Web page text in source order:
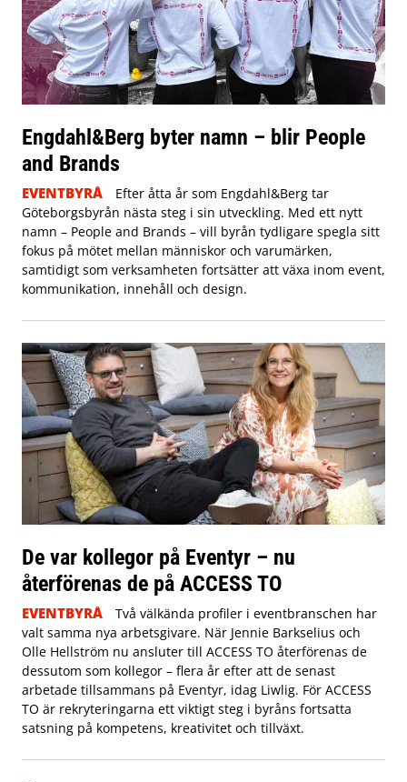
Engdahl&Berg byter namn – blir People
and Brands
EVENTBYRÅ
Efter åtta år som Engdahl&Berg tar
Göteborgsbyrån nästa steg i sin utveckling. Med ett nytt
namn – People and Brands – vill byrån tydligare spegla sitt
fokus på mötet mellan människor och varumärken,
samtidigt som verksamheten fortsätter att växa inom event,
kommunikation, innehåll och design.
De var kollegor på Eventyr – nu
återförenas de på ACCESS TO
EVENTBYRÅ
Två välkända profiler i eventbranschen har
valt samma nya arbetsgivare. När Jennie Barkselius och
Olle Hellström nu ansluter till ACCESS TO återförenas de
dessutom som kollegor – flera år efter att de senast
arbetade tillsammans på Eventyr, idag Liwlig. För ACCESS
TO är rekryteringarna ett viktigt steg i byråns fortsatta
satsning på kompetens, kreativitet och tillväxt.